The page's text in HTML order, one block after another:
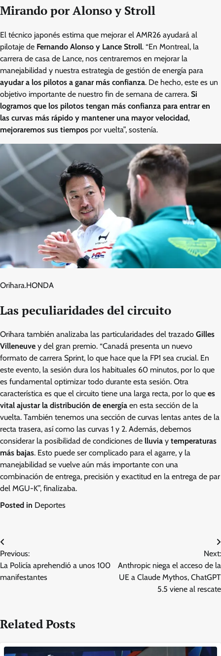
Mirando por Alonso y Stroll
El técnico japonés estima que mejorar el AMR26 ayudará al
pilotaje de Fernando Alonso y Lance Stroll. “En Montreal, la
carrera de casa de Lance, nos centraremos en mejorar la
manejabilidad y nuestra estrategia de gestión de energía para
ayudar a los pilotos a ganar más confianza. De hecho, este es un
objetivo importante de nuestro fin de semana de carrera. Si
logramos que los pilotos tengan más confianza para entrar en
las curvas más rápido y mantener una mayor velocidad,
mejoraremos sus tiempos por vuelta”, sostenía.
Orihara.HONDA
Las peculiaridades del circuito
Orihara también analizaba las particularidades del trazado Gilles
Villeneuve y del gran premio. “Canadá presenta un nuevo
formato de carrera Sprint, lo que hace que la FP1 sea crucial. En
este evento, la sesión dura los habituales 60 minutos, por lo que
es fundamental optimizar todo durante esta sesión. Otra
característica es que el circuito tiene una larga recta, por lo que es
vital ajustar la distribución de energía en esta sección de la
vuelta. También tenemos una sección de curvas lentas antes de la
recta trasera, así como las curvas 1 y 2. Además, debemos
considerar la posibilidad de condiciones de lluvia y temperaturas
más bajas. Esto puede ser complicado para el agarre, y la
manejabilidad se vuelve aún más importante con una
combinación de entrega, precisión y exactitud en la entrega de par
del MGU-K”, finalizaba.
Posted in Deportes
Post
navigation
Previous:
La Policía aprehendió a unos 100
manifestantes
Next:
Anthropic niega el acceso de la
UE a Claude Mythos, ChatGPT
5.5 viene al rescate
Related Posts